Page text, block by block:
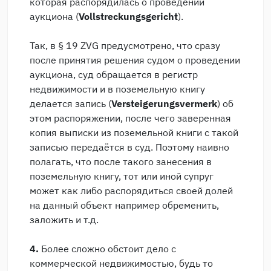
аукциона (Vollstreckungsgericht).
Так, в § 19 ZVG предусмотрено, что сразу
после принятия решения судом о проведении
аукциона, суд обращается в регистр
недвижимости и в поземельную книгу
делается запись (Versteigerungsvermerk) об
этом распоряжении, после чего заверенная
копия выписки из поземельной книги с такой
записью передаётся в суд. Поэтому наивно
полагать, что после такого занесения в
поземельную книгу, тот или иной супруг
может как либо распорядиться своей долей
на данный объект например обременить,
заложить и т.д.
4. Более сложно обстоит дело с
коммерческой недвижимостью, будь то